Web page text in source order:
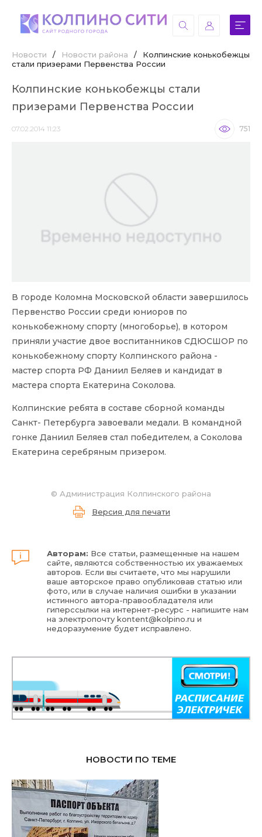
Новости / Новости района /
Колпинские конькобежцы
стали призерами Первенства России
Колпинские конькобежцы стали
призерами Первенства России
07.02.2014 11:23 751
В городе Коломна Московской области завершилось
Первенство России среди юниоров по
конькобежному спорту (многоборье), в котором
приняли участие двое воспитанников СДЮСШОР по
конькобежному спорту Колпинского района -
мастер спорта РФ Даниил Беляев и кандидат в
мастера спорта Екатерина Соколова.
Колпинские ребята в составе сборной команды
Санкт- Петербурга завоевали медали. В командной
гонке Даниил Беляев стал победителем, а Соколова
Екатерина серебряным призером.
© Администрация Колпинского района
Версия для печати
Авторам: Все статьи, размещенные на нашем
сайте, являются собственностью их уважаемых
авторов. Если вы считаете, что мы нарушили
ваше авторское право опубликовав статью или
фото, или в случае наличия ошибки в указании
истинного автора-правообладателя или
гиперссылки на интернет-ресурс - напишите нам
на электропочтуkontent@kolpino.ru и
недоразумение будет исправлено.
НОВОСТИ ПО ТЕМЕ